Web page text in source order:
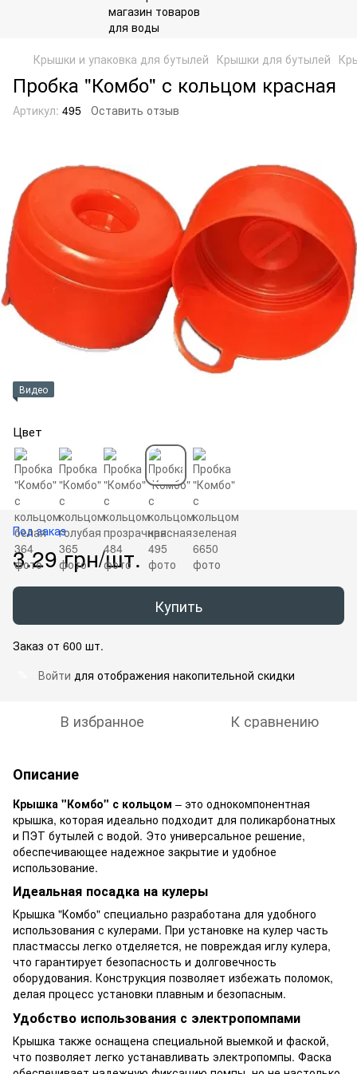
Крышки и упаковка для бутылей Крышки для бутылей
Пробка "Комбо" с кольцом красная
Артикул: 495 Оставить отзыв
Видео
Цвет
Под заказ
3.29 грн/шт.
Купить
Заказ от 600 шт.
Войти для отображения накопительной скидки
В избранное К сравнению
Описание
Крышка "Комбо" с кольцом – это однокомпонентная
крышка, которая идеально подходит для поликарбонатных
и ПЭТ бутылей с водой. Это универсальное решение,
обеспечивающее надежное закрытие и удобное
использование.
Идеальная посадка на кулеры
Крышка "Комбо" специально разработана для удобного
использования с кулерами. При установке на кулер часть
пластмассы легко отделяется, не повреждая иглу кулера,
что гарантирует безопасность и долговечность
оборудования. Конструкция позволяет избежать поломок,
делая процесс установки плавным и безопасным.
Удобство использования с электропомпами
Крышка также оснащена специальной выемкой и фаской,
что позволяет легко устанавливать электропомпы. Фаска